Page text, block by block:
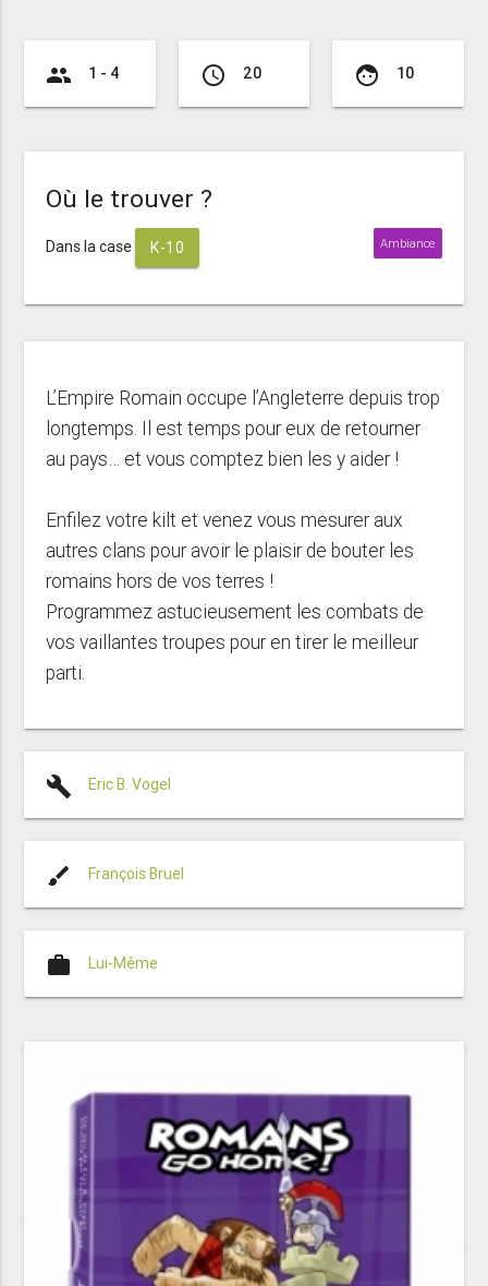
group 1 - 4 access_time 20 face 10
Où le trouver ?
Dans la case K-10 Ambiance
L’Empire Romain occupe l’Angleterre depuis trop
longtemps. Il est temps pour eux de retourner
au pays… et vous comptez bien les y aider !
Enfilez votre kilt et venez vous mesurer aux
autres clans pour avoir le plaisir de bouter les
romains hors de vos terres !
Programmez astucieusement les combats de
vos vaillantes troupes pour en tirer le meilleur
parti.
build Eric B. Vogel
brush François Bruel
work Lui-Même